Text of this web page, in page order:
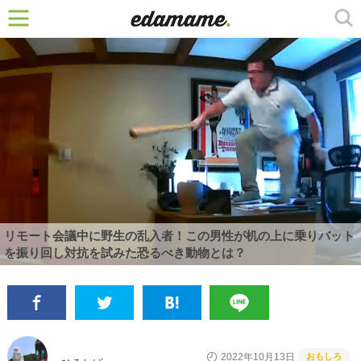
リモート会議中に野生の乱入者！この男性が机の上に乗りバット
を振り回し対抗を試みた恐るべき動物とは？
2022年10月13日 おもしろ